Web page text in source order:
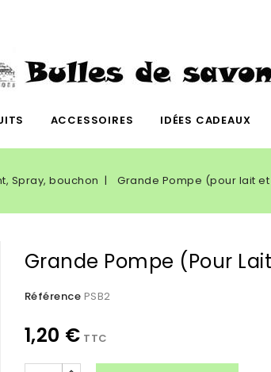
ACCESSOIRES IDÉES CADEAUX
Spray, bouchon Grande Pompe (pour lait
Grande Pompe (pour
Référence PSB2
1,20 € TTC